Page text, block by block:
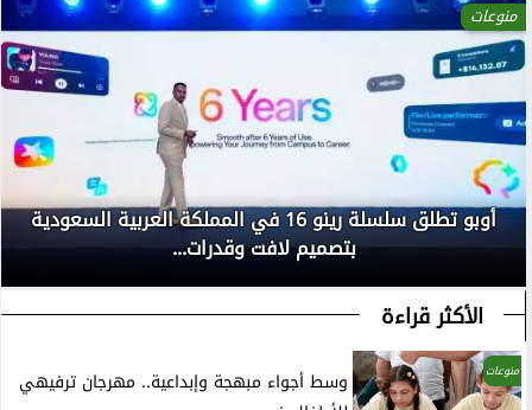
منوعات
أوبو تطلق سلسلة رينو 16 في المملكة العربية السعودية
بتصميم لافت وقدرات...
الأكثر قراءة
منوعات
وسط أجواء مبهجة وإبداعية.. مهرجان ترفيهي